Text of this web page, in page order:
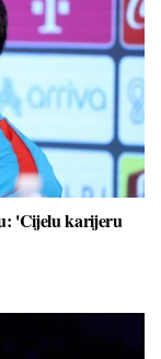
'Cijelu karijeru